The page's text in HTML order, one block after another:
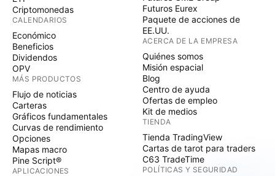
Criptomonedas
CALENDARIOS
Económico
Beneficios
Dividendos
OPV
MÁS PRODUCTOS
Flujo de noticias
Carteras
Gráficos fundamentales
Curvas de rendimiento
Opciones
Mapas macro
Pine Script®
APLICACIONES
Futuros Eurex
Paquete de acciones de
EE.UU.
ACERCA DE LA EMPRESA
Quiénes somos
Misión espacial
Blog
Centro de ayuda
Ofertas de empleo
Kit de medios
TIENDA
Tienda TradingView
Cartas de tarot para traders
C63 TradeTime
POLÍTICAS Y SEGURIDAD